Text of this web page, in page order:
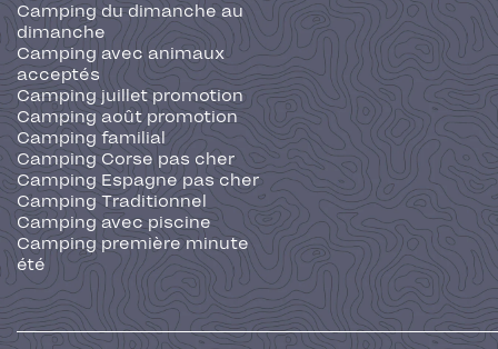
Camping du dimanche au
dimanche
Camping avec animaux
acceptés
Camping juillet promotion
Camping août promotion
Camping familial
Camping Corse pas cher
Camping Espagne pas cher
Camping Traditionnel
Camping avec piscine
Camping première minute
été